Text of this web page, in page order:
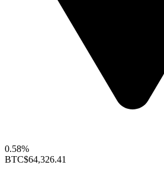
0.58%
BTC$64,326.41